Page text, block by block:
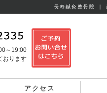
長寿鍼灸整骨院 ｜
～19:00
おります
アクセス